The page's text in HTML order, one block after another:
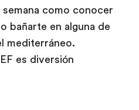
como conocer
bañarte en alguna de
mediterráneo.
es diversión